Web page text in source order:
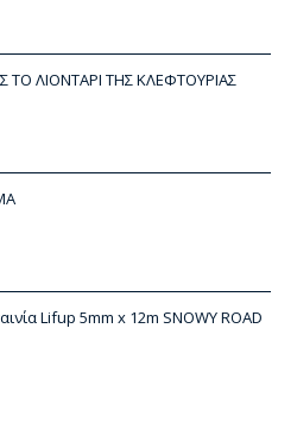
ΤΟ ΛΙΟΝΤΑΡΙ ΤΗΣ ΚΛΕΦΤΟΥΡΙΑΣ
Lifup 5mm x 12m SNOWY ROAD